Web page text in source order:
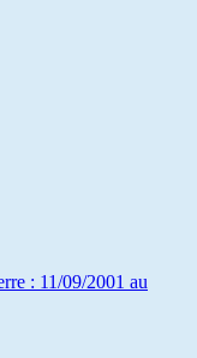
: 11/09/2001 au